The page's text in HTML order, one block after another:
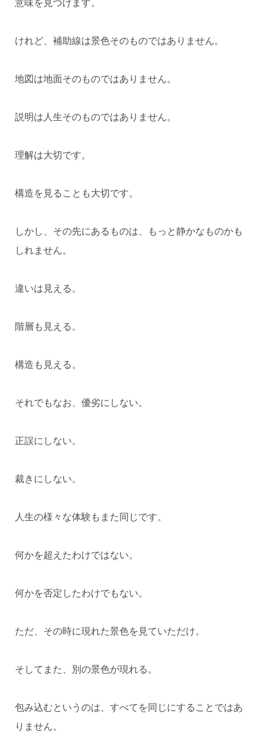
意味を見つけます。
けれど、補助線は景色そのものではありません。
地図は地面そのものではありません。
説明は人生そのものではありません。
理解は大切です。
構造を見ることも大切です。
しかし、その先にあるものは、もっと静かなものかも
しれません。
違いは見える。
階層も見える。
構造も見える。
それでもなお、優劣にしない。
正誤にしない。
裁きにしない。
人生の様々な体験もまた同じです。
何かを超えたわけではない。
何かを否定したわけでもない。
ただ、その時に現れた景色を見ていただけ。
そしてまた、別の景色が現れる。
包み込むというのは、すべてを同じにすることではあ
りません。